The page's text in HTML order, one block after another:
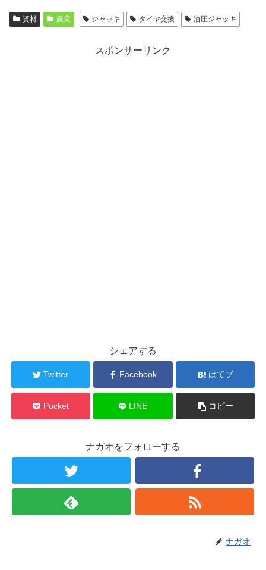
資材 農業 ジャッキ タイヤ交換 油圧ジャッキ
スポンサーリンク
シェアする
Twitter Facebook はてブ
Pocket LINE コピー
ナガオをフォローする
ナガオ